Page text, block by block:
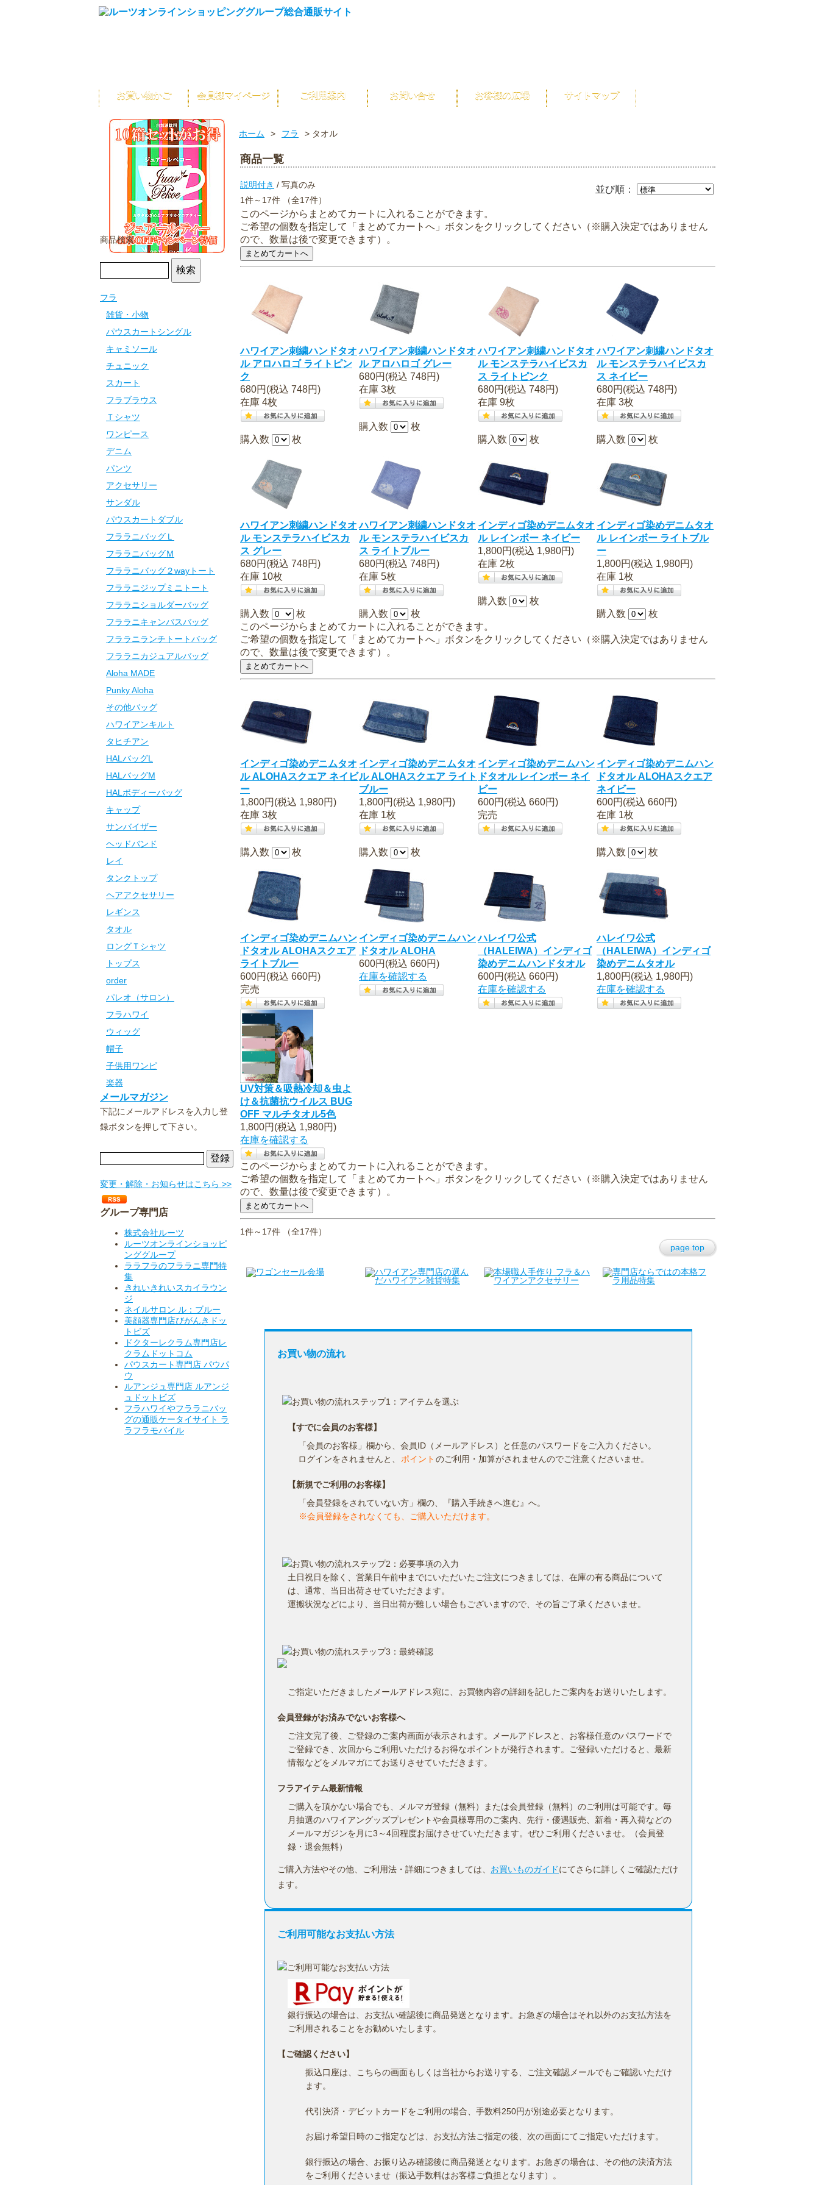
お買い物かご 会員様マイページ ご利用案内 お問い合せ お客様の広場 サイトマップ
商品検索
フラ
雑貨・小物
パウスカートシングル
キャミソール
チュニック
スカート
フラブラウス
Ｔシャツ
ワンピース
デニム
パンツ
アクセサリー
サンダル
パウスカートダブル
フララニバッグＬ
フララニバッグＭ
フララニバッグ２wayトート
フララニジップミニトート
フララニショルダーバッグ
フララニキャンバスバッグ
フララニランチトートバッグ
フララニカジュアルバッグ
Aloha MADE
Punky Aloha
その他バッグ
ハワイアンキルト
タヒチアン
HALバッグL
HALバッグM
HALボディーバッグ
キャップ
サンバイザー
ヘッドバンド
レイ
タンクトップ
ヘアアクセサリー
レギンス
タオル
ロングＴシャツ
トップス
order
パレオ（サロン）
フラハワイ
ウィッグ
帽子
子供用ワンピ
楽器
メールマガジン
下記にメールアドレスを入力し登
録ボタンを押して下さい。
変更・解除・お知らせはこちら >>
グループ専門店
株式会社ルーツ
ルーツオンラインショッピ
ンググループ
ララフラのフララニ専門特
集
きれいきれいスカイラウン
ジ
ネイルサロン ル：ブルー
美顔器専門店びがんきドッ
トビズ
ドクターレクラム専門店レ
クラムドットコム
パウスカート専門店 パウパ
ウ
ルアンジュ専門店 ルアンジ
ュドットビズ
フラハワイやフララニバッ
グの通販ケータイサイト ラ
ラフラモバイル
ホーム > フラ > タオル
商品一覧
並び順：
説明付き / 写真のみ
1件～17件 （全17件）
このページからまとめてカートに入れることができます。
ご希望の個数を指定して「まとめてカートへ」ボタンをクリックしてください（※購入決定ではありません
ので、数量は後で変更できます）。
ハワイアン刺繍ハンドタオ
ル アロハロゴ ライトピン
ク
680円(税込 748円)
在庫 4枚
購入数 枚
ハワイアン刺繍ハンドタオ
ル アロハロゴ グレー
680円(税込 748円)
在庫 3枚
購入数 枚
ハワイアン刺繍ハンドタオ
ル モンステラハイビスカ
ス ライトピンク
680円(税込 748円)
在庫 9枚
購入数 枚
ハワイアン刺繍ハンドタオ
ル モンステラハイビスカ
ス ネイビー
680円(税込 748円)
在庫 3枚
購入数 枚
ハワイアン刺繍ハンドタオ
ル モンステラハイビスカ
ス グレー
680円(税込 748円)
在庫 10枚
購入数 枚
ハワイアン刺繍ハンドタオ
ル モンステラハイビスカ
ス ライトブルー
680円(税込 748円)
在庫 5枚
購入数 枚
インディゴ染めデニムタオ
ル レインボー ネイビー
1,800円(税込 1,980円)
在庫 2枚
購入数 枚
インディゴ染めデニムタオ
ル レインボー ライトブル
ー
1,800円(税込 1,980円)
在庫 1枚
購入数
枚
このページからまとめてカートに入れることができます。
ご希望の個数を指定して「まとめてカートへ」ボタンをクリックしてください（※購入決定ではありません
ので、数量は後で変更できます）。
インディゴ染めデニムタオ
ル ALOHAスクエア ネイビ
ー
1,800円(税込 1,980円)
在庫 3枚
購入数 枚
インディゴ染めデニムタオ
ル ALOHAスクエア ライト
ブルー
1,800円(税込 1,980円)
在庫 1枚
購入数 枚
インディゴ染めデニムハン
ドタオル レインボー ネイ
ビー
600円(税込 660円)
完売
インディゴ染めデニムハン
ドタオル ALOHAスクエア
ネイビー
600円(税込 660円)
在庫 1枚
購入数 枚
インディゴ染めデニムハン
ドタオル ALOHAスクエア
ライトブルー
600円(税込 660円)
完売
インディゴ染めデニムハン
ドタオル ALOHA
600円(税込 660円)
在庫を確認する
ハレイワ公式
（HALEIWA）インディゴ
染めデニムハンドタオル
600円(税込 660円)
在庫を確認する
ハレイワ公式
（HALEIWA）インディゴ
染めデニムタオル
1,800円(税込 1,980円)
在庫を確認する
UV対策＆吸熱冷却＆虫よ
け＆抗菌抗ウイルス BUG
OFF マルチタオル5色
1,800円(税込 1,980円)
在庫を確認する
このページからまとめてカートに入れることができます。
ご希望の個数を指定して「まとめてカートへ」ボタンをクリックしてください（※購入決定ではありません
ので、数量は後で変更できます）。
1件～17件 （全17件）
page top
お買い物の流れ
【すでに会員のお客様】
「会員のお客様」欄から、会員ID（メールアドレス）と任意のパスワードをご入力ください。
ログインをされませんと、 ポイント のご利用・加算がされませんのでご注意くださいませ。
【新規でご利用のお客様】
「会員登録をされていない方」欄の、『購入手続きへ進む』へ。
※会員登録をされなくても、ご購入いただけます。
土日祝日を除く、営業日午前中までにいただいたご注文につきましては、在庫の有る商品について
は、通常、当日出荷させていただきます。
運搬状況などにより、当日出荷が難しい場合もございますので、その旨ご了承くださいませ。
ご指定いただきましたメールアドレス宛に、お買物内容の詳細を記したご案内をお送りいたします。
会員登録がお済みでないお客様へ
ご注文完了後、ご登録のご案内画面が表示されます。メールアドレスと、お客様任意のパスワードで
ご登録でき、次回からご利用いただけるお得なポイントが発行されます。ご登録いただけると、最新
情報などをメルマガにてお送りさせていただきます。
フラアイテム最新情報
ご購入を頂かない場合でも、メルマガ登録（無料）または会員登録（無料）のご利用は可能です。毎
月抽選のハワイアングッズプレゼントや会員様専用のご案内、先行・優遇販売、新着・再入荷などの
メールマガジンを月に3～4回程度お届けさせていただきます。ぜひご利用くださいませ。（会員登
録・退会無料）
ご購入方法やその他、ご利用法・詳細につきましては、 お買いものガイドにてさらに詳しくご確認ただけ
ます。
ご利用可能なお支払い方法
銀行振込の場合は、お支払い確認後に商品発送となります。お急ぎの場合はそれ以外のお支払方法を
ご利用されることをお勧めいたします。
【ご確認ください】
振込口座は、こちらの画面もしくは当社からお送りする、ご注文確認メールでもご確認いただけ
ます。
代引決済・デビットカードをご利用の場合、手数料250円が別途必要となります。
お届け希望日時のご指定などは、お支払方法ご指定の後、次の画面にてご指定いただけます。
銀行振込の場合、お振り込み確認後に商品発送となります。お急ぎの場合は、その他の決済方法
をご利用くださいませ（振込手数料はお客様ご負担となります）。